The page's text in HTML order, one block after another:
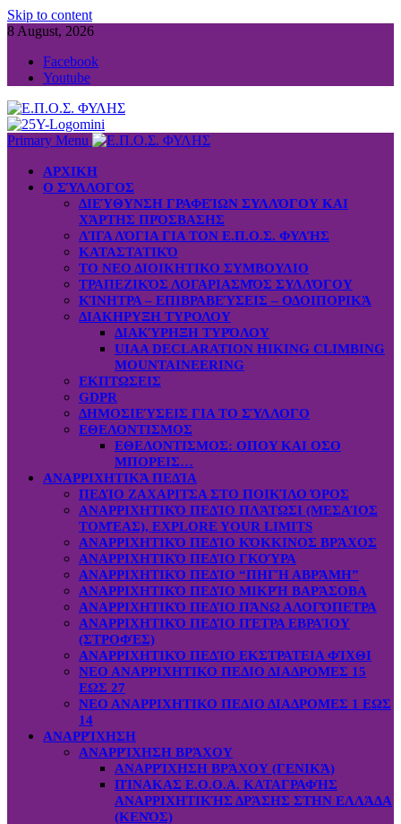
Skip to content
8 August, 2026
Facebook
Youtube
Primary Menu
ΑΡΧΙΚΗ
Ο ΣΎΛΛΟΓΟΣ
ΔΙΕΎΘΥΝΣΗ ΓΡΑΦΕΊΩΝ ΣΥΛΛΌΓΟΥ ΚΑΙ
ΧΆΡΤΗΣ ΠΡΌΣΒΑΣΗΣ
ΛΊΓΑ ΛΌΓΙΑ ΓΙΑ ΤΟΝ Ε.Π.Ο.Σ. ΦΥΛΉΣ
ΚΑΤΑΣΤΑΤΙΚΌ
ΤΟ ΝΕΟ ΔΙΟΙΚΗΤΙΚΟ ΣΥΜΒΟΥΛΙΟ
ΤΡΑΠΕΖΙΚΌΣ ΛΟΓΑΡΙΑΣΜΌΣ ΣΥΛΛΌΓΟΥ
ΚΊΝΗΤΡΑ – ΕΠΙΒΡΑΒΕΎΣΕΙΣ – ΟΔΟΙΠΟΡΙΚΆ
ΔΙΑΚΗΡΥΞΗ ΤΥΡΟΛΟΥ
ΔΙΑΚΎΡΗΞΗ ΤΥΡΌΛΟΥ
UIAA DECLARATION HIKING CLIMBING
MOUNTAINEERING
ΕΚΠΤΩΣΕΙΣ
GDPR
ΔΗΜΟΣΙΕΎΣΕΙΣ ΓΙΑ ΤΟ ΣΎΛΛΟΓΟ
ΕΘΕΛΟΝΤΙΣΜΟΣ
ΕΘΕΛΟΝΤΙΣΜΟΣ: OΠOY KAI ΟΣΟ
ΜΠΟΡΕΙΣ…
ΑΝΑΡΡΙΧΗΤΙΚΆ ΠΕΔΊΑ
ΠΕΔΊΟ ΖΑΧΑΡΙΤΣΑ ΣΤΟ ΠΟΙΚΊΛΟ ΌΡΟΣ
ΑΝΑΡΡΙΧΗΤΙΚΌ ΠΕΔΊΟ ΠΛΆΤΩΣΙ (ΜΕΣΑΊΟΣ
ΤΟΜΈΑΣ), EXPLORE YOUR LIMITS
ΑΝΑΡΡΙΧΗΤΙΚΌ ΠΕΔΊΟ ΚΌΚΚΙΝΟΣ ΒΡΆΧΟΣ
ΑΝΑΡΡΙΧΗΤΙΚΌ ΠΕΔΊΟ ΓΚΟΎΡΑ
ΑΝΑΡΡΙΧΗΤΙΚΌ ΠΕΔΊΟ “ΠΗΓΉ ΑΒΡΆΜΗ”
ΑΝΑΡΡΙΧΗΤΙΚΌ ΠΕΔΊΟ ΜΙΚΡΉ ΒΑΡΆΣΟΒΑ
ΑΝΑΡΡΙΧΗΤΙΚΌ ΠΕΔΊΟ ΠΆΝΩ ΑΛΟΓΌΠΕΤΡΑ
ΑΝΑΡΡΙΧΗΤΙΚΌ ΠΕΔΊΟ ΠΈΤΡΑ ΕΒΡΑΊΟΥ
(ΣΤΡΟΦΈΣ)
ΑΝΑΡΡΙΧΗΤΙΚΌ ΠΕΔΊΟ ΕΚΣΤΡΑΤΕΙΑ ΦΊΧΘΙ
ΝΕΟ ΑΝΑΡΡΙΧΗΤΙΚΟ ΠΕΔΙΟ ΔΙΑΔΡΟΜΕΣ 15
ΕΩΣ 27
ΝΕΟ ΑΝΑΡΡΙΧΗΤΙΚΟ ΠΕΔΙΟ ΔΙΑΔΡΟΜΕΣ 1 ΕΩΣ
14
ΑΝΑΡΡΊΧΗΣΗ
ΑΝΑΡΡΊΧΗΣΗ ΒΡΆΧΟΥ
ΑΝΑΡΡΊΧΗΣΗ ΒΡΆΧΟΥ (ΓΕΝΙΚΆ)
ΠΊΝΑΚΑΣ Ε.Ο.Ο.Α. ΚΑΤΑΓΡΑΦΉΣ
ΑΝΑΡΡΙΧΗΤΙΚΉΣ ΔΡΆΣΗΣ ΣΤΗΝ ΕΛΛΆΔΑ
(ΚΕΝΌΣ)